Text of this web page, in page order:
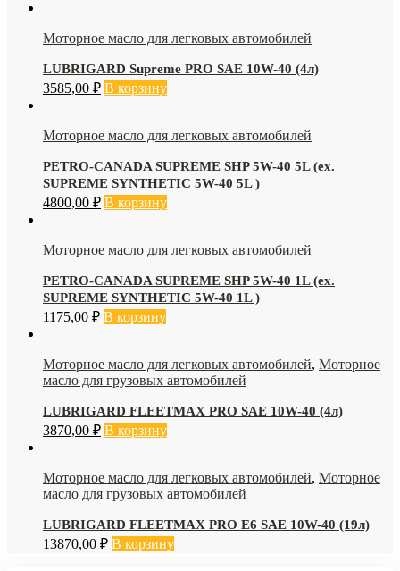
Моторное масло для легковых автомобилей
LUBRIGARD Supreme PRO SAE 10W-40 (4л)
3585,00 ₽ В корзину
Моторное масло для легковых автомобилей
PETRO-CANADA SUPREME SHP 5W-40 5L (ex.
SUPREME SYNTHETIC 5W-40 5L )
4800,00 ₽ В корзину
Моторное масло для легковых автомобилей
PETRO-CANADA SUPREME SHP 5W-40 1L (ex.
SUPREME SYNTHETIC 5W-40 1L )
1175,00 ₽ В корзину
Моторное масло для легковых автомобилей, Моторное
масло для грузовых автомобилей
LUBRIGARD FLEETMAX PRO SAE 10W-40 (4л)
3870,00 ₽ В корзину
Моторное масло для легковых автомобилей, Моторное
масло для грузовых автомобилей
LUBRIGARD FLEETMAX PRO E6 SAE 10W-40 (19л)
13870,00 ₽ В корзину